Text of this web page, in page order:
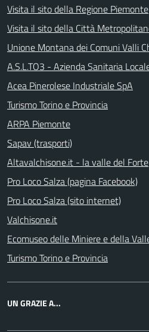
Visita il sito della Regione Piemonte
Visita il sito della Città
Unione Montana dei Comuni Valli
A.S.L.TO3 - Azienda Sanitaria
Acea Pinerolese Industriale SpA
Turismo Torino e Provincia
ARPA Piemonte
Sapav (trasporti)
Altavalchisone.it - la valle del Forte
Pro Loco Salza (pagina Facebook)
Pro Loco Salza (sito internet)
Valchisone.it
Ecomuseo delle Miniere e della
Turismo Torino e Provincia
UN GRAZIE A...